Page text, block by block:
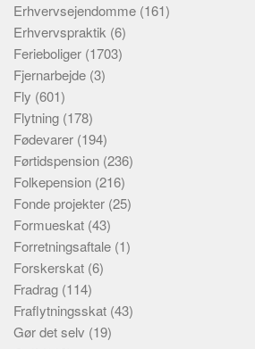
Erhvervsejendomme (161)
Erhvervspraktik (6)
Ferieboliger (1703)
Fjernarbejde (3)
Fly (601)
Flytning (178)
Fødevarer (194)
Førtidspension (236)
Folkepension (216)
Fonde projekter (25)
Formueskat (43)
Forretningsaftale (1)
Forskerskat (6)
Fradrag (114)
Fraflytningsskat (43)
Gør det selv (19)